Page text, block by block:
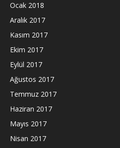
Ocak 2018
Aralık 2017
Kasım 2017
Ekim 2017
Eylül 2017
Ağustos 2017
Temmuz 2017
Haziran 2017
Mayıs 2017
Nisan 2017